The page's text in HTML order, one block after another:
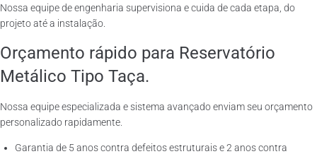
Nossa equipe de engenharia supervisiona e cuida de cada etapa, do
projeto até a instalação.
Orçamento rápido para Reservatório
Metálico Tipo Taça.
Nossa equipe especializada e sistema avançado enviam seu orçamento
personalizado rapidamente.
Garantia de 5 anos contra defeitos estruturais e 2 anos contra